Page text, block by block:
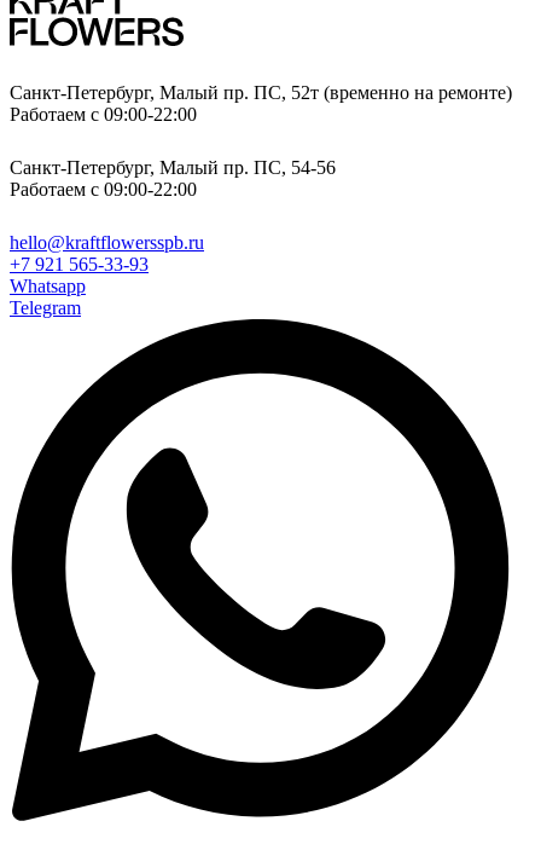
Санкт-Петербург, Малый пр. ПС, 52т (временно на ремонте)
Работаем с 09:00-22:00
Санкт-Петербург, Малый пр. ПС, 54-56
Работаем с 09:00-22:00
hello@kraftflowersspb.ru
+7 921 565-33-93
Whatsapp
Telegram